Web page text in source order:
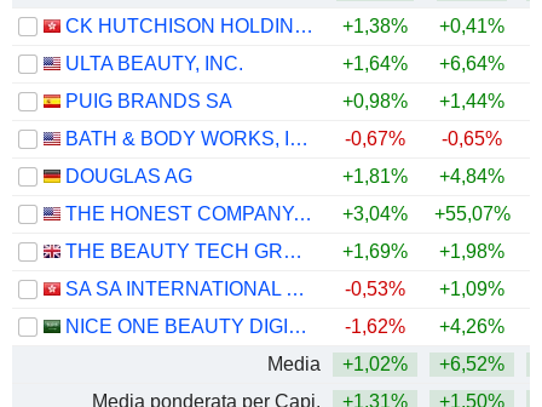
CK HUTCHISON HOLDINGS LIMITED
+1,38% +0,41%
ULTA BEAUTY, INC.
+1,64% +6,64%
PUIG BRANDS SA
+0,98% +1,44%
BATH & BODY WORKS, INC.
-0,67% -0,65%
DOUGLAS AG
+1,81% +4,84%
THE HONEST COMPANY, INC.
+3,04% +55,07%
THE BEAUTY TECH GROUP PLC
+1,69%
+1,98%
SA SA INTERNATIONAL HOLDINGS LIMITED
-0,53% +1,09%
NICE ONE BEAUTY DIGITAL MARKETING COMPANY
-1,62% +4,26%
Media
+1,02% +6,52%
Media ponderata per Capi.
+1,31% +1,50%